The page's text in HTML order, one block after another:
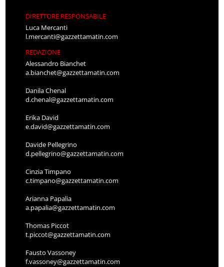
DIRETTORE RESPONSABILE
Luca Mercanti
l.mercanti@gazzettamatin.com
REDAZIONE
Alessandro Bianchet
a.bianchet@gazzettamatin.com
Danila Chenal
d.chenal@gazzettamatin.com
Erika David
e.david@gazzettamatin.com
Davide Pellegrino
d.pellegrino@gazzettamatin.com
Cinzia Timpano
c.timpano@gazzettamatin.com
Arianna Papalia
a.papalia@gazzettamatin.com
Thomas Piccot
t.piccot@gazzettamatin.com
Fausto Vassoney
f.vassoney@gazzettamatin.com